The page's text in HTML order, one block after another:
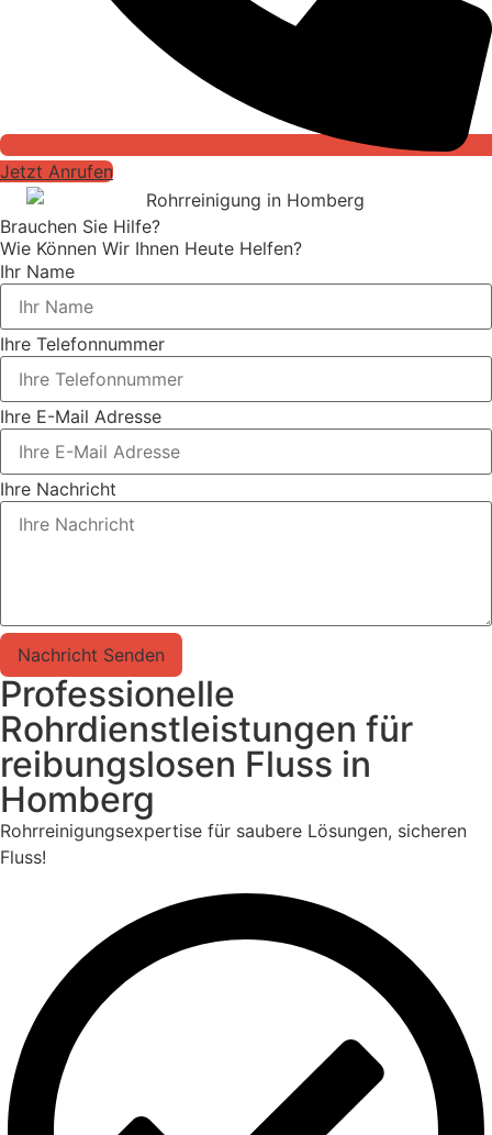
Jetzt Anrufen
Brauchen Sie Hilfe?
Wie Können Wir Ihnen Heute Helfen?
Ihr Name
Ihre Telefonnummer
Ihre E-Mail Adresse
Ihre Nachricht
Nachricht Senden
Professionelle
Rohrdienstleistungen für
reibungslosen Fluss in
Homberg
Rohrreinigungsexpertise für saubere Lösungen, sicheren
Fluss!